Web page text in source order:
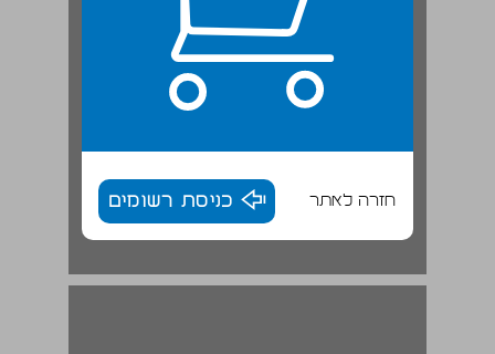
חזרה לאתר כניסת רשומים